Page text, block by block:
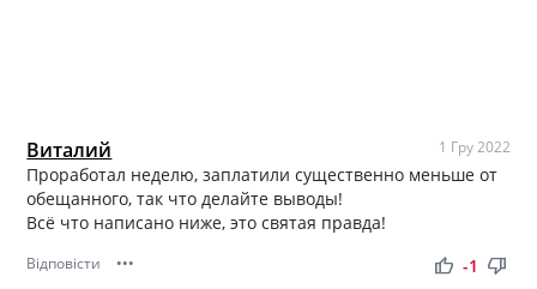
Виталий 1 Гру 2022
Проработал неделю, заплатили существенно меньше от
обещанного, так что делайте выводы!
Всё что написано ниже, это святая правда!
Відповісти ••• thumb_up thumb_down
-1